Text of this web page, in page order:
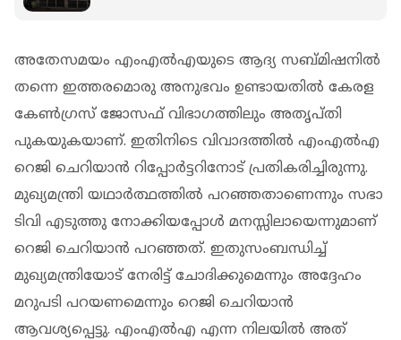
അതേസമയം എംഎല്‍എയുടെ ആദ്യ സബ്മിഷനില്‍
തന്നെ ഇത്തരമൊരു അനുഭവം ഉണ്ടായതില്‍ കേരള
കേണ്‍ഗ്രസ് ജോസഫ് വിഭാഗത്തിലും അതൃപ്തി
പുകയുകയാണ്. ഇതിനിടെ വിവാദത്തില്‍ എംഎല്‍എ
റെജി ചെറിയാന്‍ റിപ്പോര്‍ട്ടറിനോട് പ്രതികരിച്ചിരുന്നു.
മുഖ്യമന്ത്രി യഥാര്‍ത്ഥത്തില്‍ പറഞ്ഞതാണെന്നും സഭാ
ടിവി എടുത്തു നോക്കിയപ്പോള്‍ മനസ്സിലായെന്നുമാണ്
റെജി ചെറിയാന്‍ പറഞ്ഞത്. ഇതുസംബന്ധിച്ച്
മുഖ്യമന്ത്രിയോട് നേരിട്ട് ചോദിക്കുമെന്നും അദ്ദേഹം
മറുപടി പറയണമെന്നും റെജി ചെറിയാന്‍
ആവശ്യപ്പെട്ടു. എംഎല്‍എ എന്ന നിലയില്‍ അത്